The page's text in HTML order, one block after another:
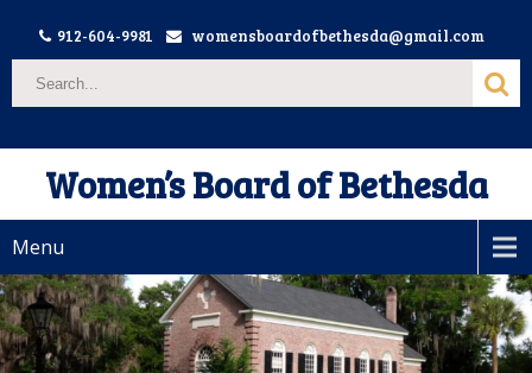
912-604-9981 womensboardofbethesda@gmail.com
Women’s Board of Bethesda
Menu